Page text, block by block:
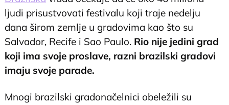
ljudi prisustvovati festivalu koji traje nedelju
dana širom zemlje u gradovima kao što su
Salvador, Recife i Sao Paulo. Rio nije jedini grad
koji ima svoje proslave, razni brazilski gradovi
imaju svoje parade.
Mnogi brazilski gradonačelnici obeležili su